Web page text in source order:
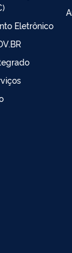
Eletrônico